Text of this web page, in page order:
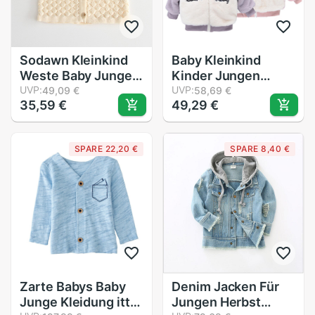
Sodawn Kleinkind
Weste Baby Junge
Mädchen Strick zur
Seite fahren Weste
freundlicher Weste
Strickjacke
Gestrickte
freundlicher
Kleidung
UVP:49,09 €
35,59 €
Baby Kleinkind
Kinder Jungen
Karikatur Ohren mit
Kapuze Mantel
Mantel Spitzen
warm Kleidung Pro
Kinder voll Ärmel
UVP:58,69 €
49,29 €
SPARE 22,20 €
Zarte Babys Baby
Junge Kleidung ittle
SPARE 8,40 €
Denim Jacken Für
Jungen Herbst